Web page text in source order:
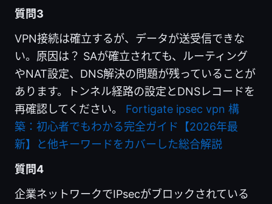
質問3
VPN接続は確立するが、データが送受信できな
い。原因は？ SAが確立されても、ルーティング
やNAT設定、DNS解決の問題が残っていることが
あります。トンネル経路の設定とDNSレコードを
再確認してください。 Fortigate ipsec vpn 構
築：初心者でもわかる完全ガイド【2026年最
新】と他キーワードをカバーした総合解説
質問4
企業ネットワークでIPsecがブロックされている